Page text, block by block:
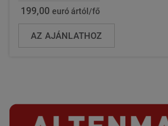
199,00 euró ártól/fő
AZ AJÁNLATHOZ